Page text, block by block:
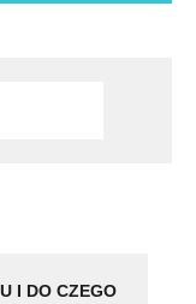
I DO CZEGO